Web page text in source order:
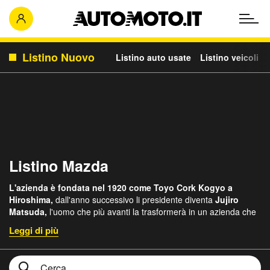
Listino Nuovo Listino auto usate Listino veicoli
Listino Mazda
L'azienda è fondata nel 1920 come Toyo Cork Kogyo a
Hiroshima, dall'anno successivo li presidente diventa Jujiro
Matsuda, l'uomo che più avanti la trasformerà in un azienda che
lavorazione del sughero, passando poi alla
di motocarri a tre ruote, veicoli commercializzati e marchiati
Mitsubishi